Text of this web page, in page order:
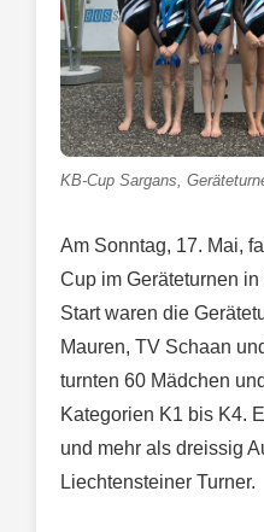
KB-Cup Sargans,
Am Sonntag, 17. Mai,
Cup im Geräteturnen
Start waren die
Mauren, TV Schaan
turnten 60 Mädchen
Kategorien K1 bis K4.
und mehr als dreissig
Liechtensteiner Turner.